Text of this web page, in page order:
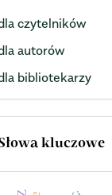
czytelników
autorów
bibliotekarzy
kluczowe